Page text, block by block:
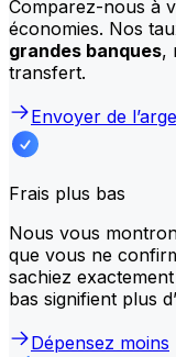
Comparez-nous à
économies. Nos
grandes banques,
transfert.
Envoyer de
Frais plus bas
Nous vous
que vous ne
sachiez
bas signifient plus
Dépensez moins